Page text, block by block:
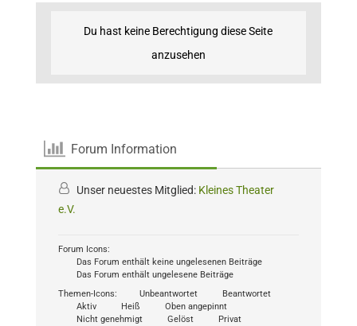
Du hast keine Berechtigung diese Seite
anzusehen
Forum Information
Unser neuestes Mitglied: Kleines Theater
e.V.
Forum Icons:
Das Forum enthält keine ungelesenen Beiträge
Das Forum enthält ungelesene Beiträge
Themen-Icons:
Unbeantwortet
Beantwortet
Aktiv
Heiß
Oben angepinnt
Nicht genehmigt
Gelöst
Privat